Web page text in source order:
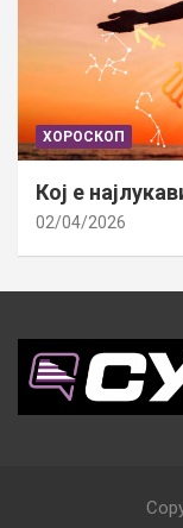
ХОРОСКОП
Кој е
02/04/2026